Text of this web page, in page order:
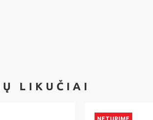
LIKUČIAI
NETURIME